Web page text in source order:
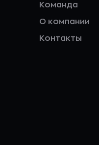
Команда
О компании
Контакты